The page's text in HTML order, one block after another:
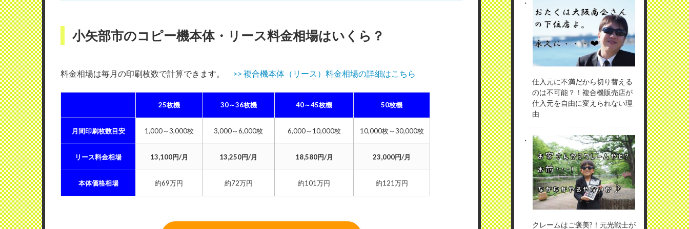
小矢部市のコピー機本体・リース料金相場はいくら？
料金相場は毎月の印刷枚数で計算できます。 >> 複合機本体（リース）料金相場の詳細はこちら
25枚機 30～36枚機 40～45枚機 50枚機
月間印刷枚数目安 1,000～3,000枚 3,000～6,000枚 6,000～10,000枚 10,000枚～30,000枚
リース料金相場 13,100円/月 13,250円/月 18,580円/月 23,000円/月
本体価格相場 約69万円 約72万円 約101万円 約121万円
仕入元に不満だから切り替える
のは不可能？！複合機販売店が
仕入元を自由に変えられない理
由
クレームはご褒美?！元光戦士が